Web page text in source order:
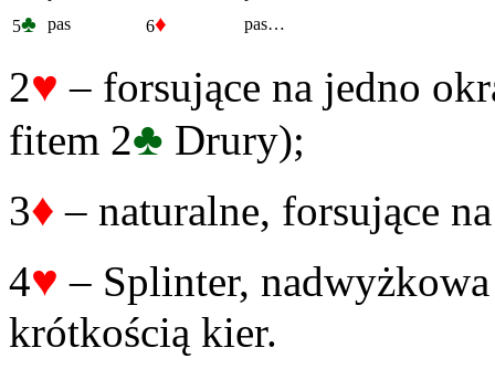
5♣ pas 6♦ pas…
2♥ – forsujące na jedno
fitem 2♣ Drury);
3♦ – naturalne, forsujące
4♥ – Splinter,
krótkością kier.